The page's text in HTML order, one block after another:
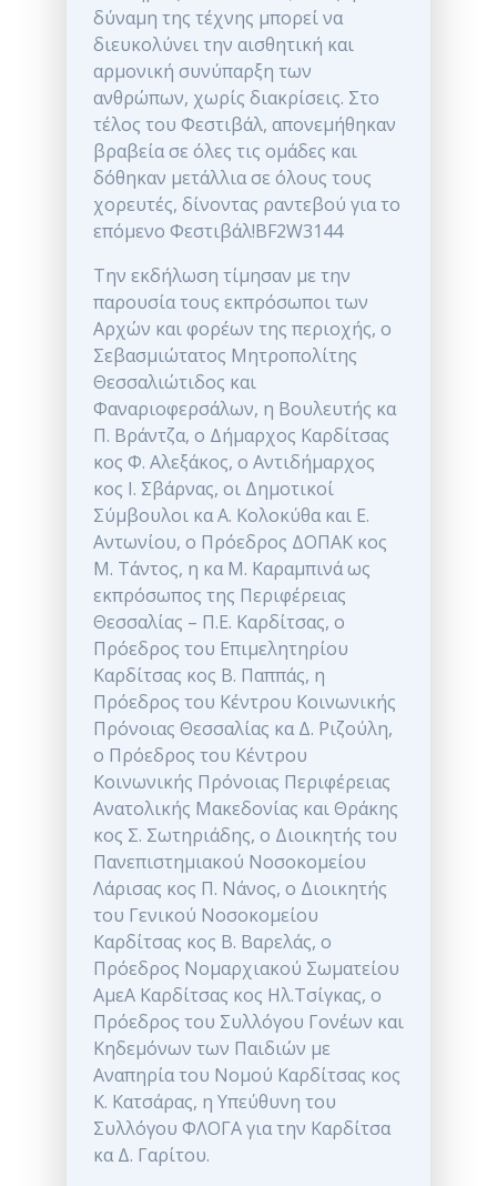
δύναμη της τέχνης μπορεί να
διευκολύνει την αισθητική και
αρμονική συνύπαρξη των
ανθρώπων, χωρίς διακρίσεις. Στο
τέλος του Φεστιβάλ, απονεμήθηκαν
βραβεία σε όλες τις ομάδες και
δόθηκαν μετάλλια σε όλους τους
χορευτές, δίνοντας ραντεβού για το
επόμενο Φεστιβάλ!BF2W3144
Την εκδήλωση τίμησαν με την
παρουσία τους εκπρόσωποι των
Αρχών και φορέων της περιοχής, ο
Σεβασμιώτατος Μητροπολίτης
Θεσσαλιώτιδος και
Φαναριοφερσάλων, η Βουλευτής κα
Π. Βράντζα, ο Δήμαρχος Καρδίτσας
κος Φ. Αλεξάκος, ο Αντιδήμαρχος
κος Ι. Σβάρνας, οι Δημοτικοί
Σύμβουλοι κα Α. Κολοκύθα και Ε.
Αντωνίου, ο Πρόεδρος ΔΟΠΑΚ κος
Μ. Τάντος, η κα Μ. Καραμπινά ως
εκπρόσωπος της Περιφέρειας
Θεσσαλίας – Π.Ε. Καρδίτσας, ο
Πρόεδρος του Επιμελητηρίου
Καρδίτσας κος Β. Παππάς, η
Πρόεδρος του Κέντρου Κοινωνικής
Πρόνοιας Θεσσαλίας κα Δ. Ριζούλη,
ο Πρόεδρος του Κέντρου
Κοινωνικής Πρόνοιας Περιφέρειας
Ανατολικής Μακεδονίας και Θράκης
κος Σ. Σωτηριάδης, ο Διοικητής του
Πανεπιστημιακού Νοσοκομείου
Λάρισας κος Π. Νάνος, ο Διοικητής
του Γενικού Νοσοκομείου
Καρδίτσας κος Β. Βαρελάς, ο
Πρόεδρος Νομαρχιακού Σωματείου
ΑμεΑ Καρδίτσας κος Ηλ.Τσίγκας, ο
Πρόεδρος του Συλλόγου Γονέων και
Κηδεμόνων των Παιδιών με
Αναπηρία του Νομού Καρδίτσας κος
Κ. Κατσάρας, η Υπεύθυνη του
Συλλόγου ΦΛΟΓΑ για την Καρδίτσα
κα Δ. Γαρίτου.